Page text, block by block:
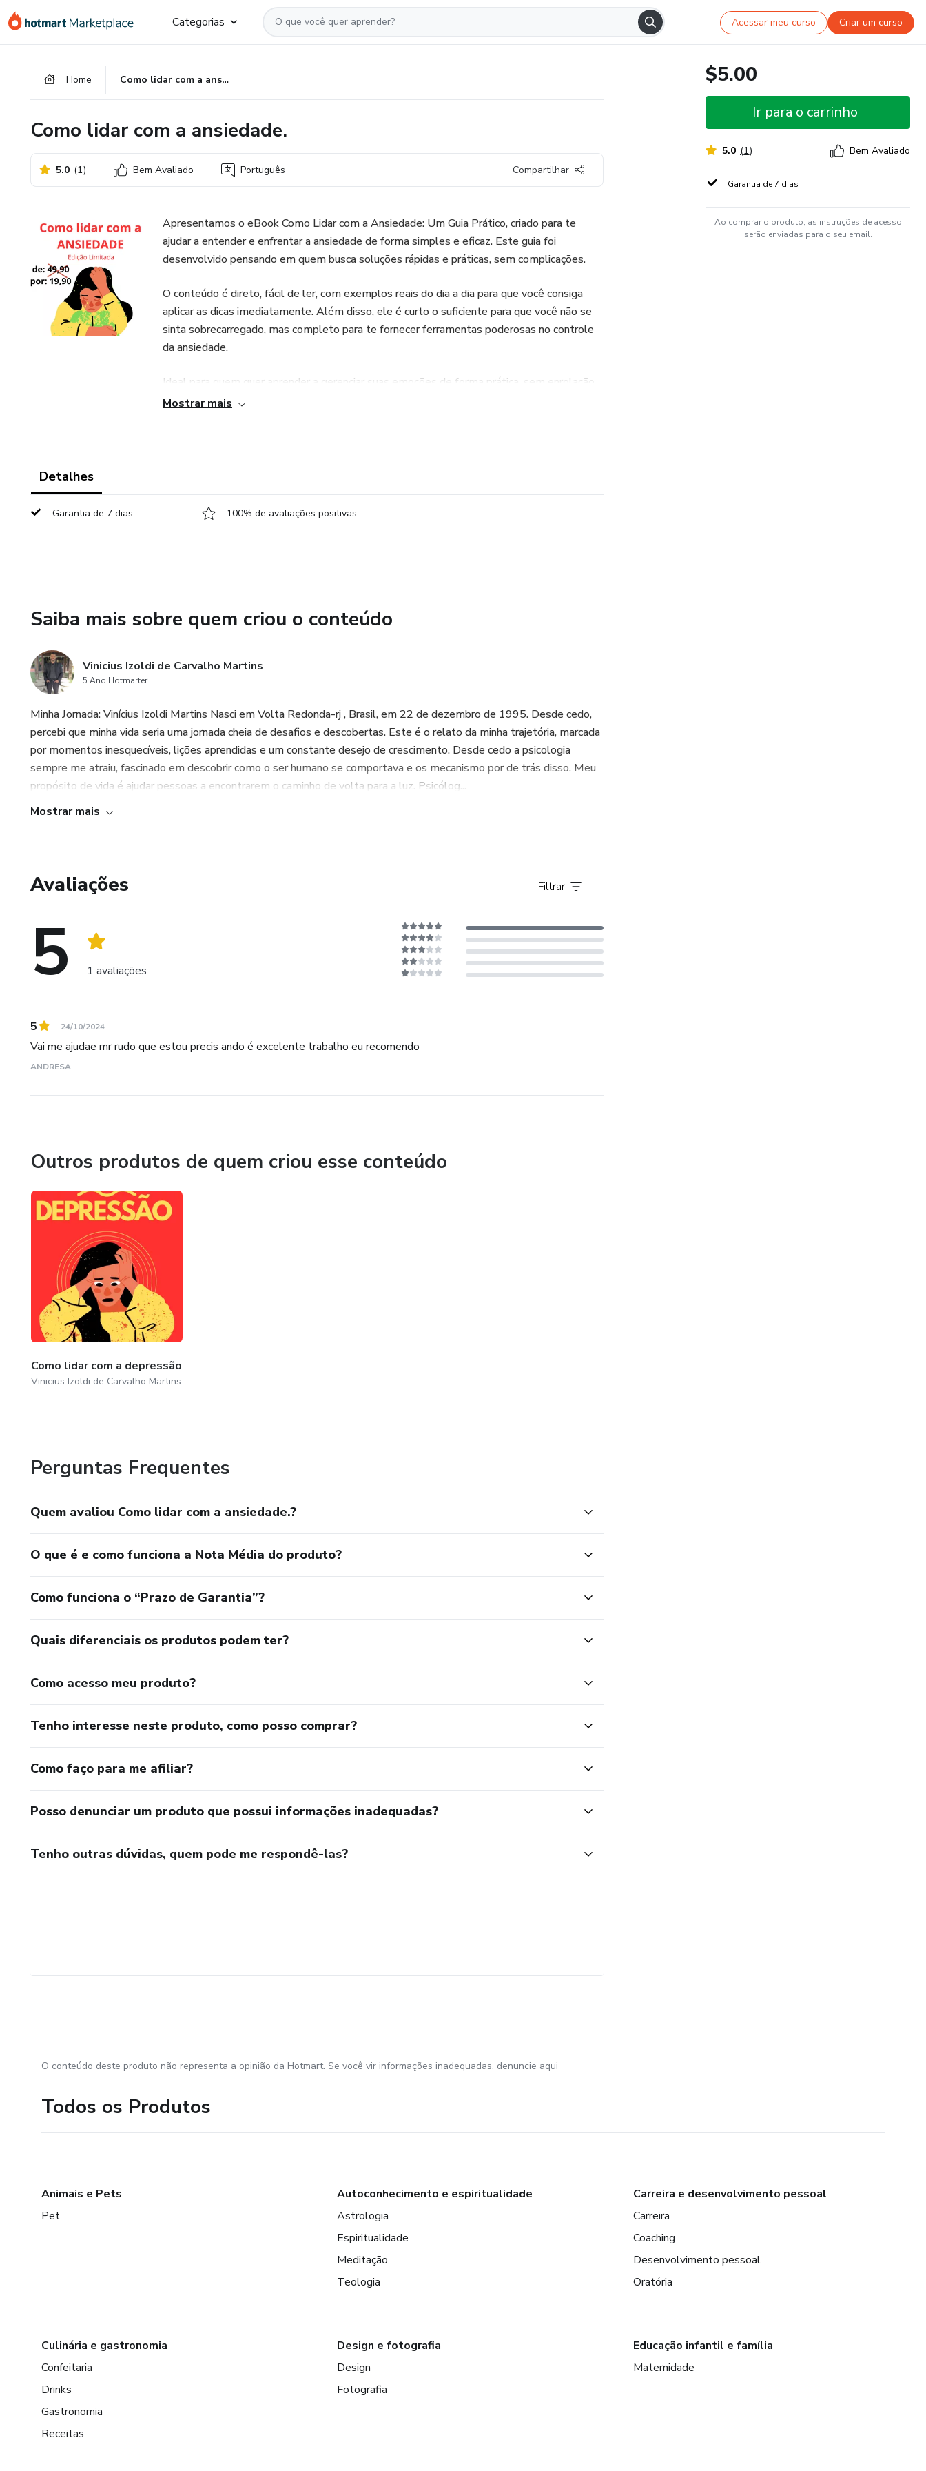
para
para
para
Categorias Acessar meu curso Criar um curso
Home Como lidar com a ansiedade.
Como lidar com a ansiedade.
5.0 (1) Bem Avaliado Português Compartilhar
Apresentamos o eBook Como Lidar com a Ansiedade: Um Guia Prático, criado para te
ajudar a entender e enfrentar a ansiedade de forma simples e eficaz. Este guia foi
desenvolvido pensando em quem busca soluções rápidas e práticas, sem complicações.
O conteúdo é direto, fácil de ler, com exemplos reais do dia a dia para que você consiga
aplicar as dicas imediatamente. Além disso, ele é curto o suficiente para que você não se
sinta sobrecarregado, mas completo para te fornecer ferramentas poderosas no controle
da ansiedade.
Ideal para quem quer aprender a gerenciar suas emoções de forma prática, sem enrolação,
e com resultados reais.
Mostrar mais
Detalhes
Garantia de 7 dias 100% de avaliações positivas
Saiba mais sobre quem criou o conteúdo
Vinicius Izoldi de Carvalho Martins
5 Ano Hotmarter
Minha Jornada: Vinícius Izoldi Martins Nasci em Volta Redonda-rj , Brasil, em 22 de dezembro de 1995. Desde cedo,
percebi que minha vida seria uma jornada cheia de desafios e descobertas. Este é o relato da minha trajetória, marcada
por momentos inesquecíveis, lições aprendidas e um constante desejo de crescimento. Desde cedo a psicologia
sempre me atraiu, fascinado em descobrir como o ser humano se comportava e os mecanismo por de trás disso. Meu
propósito de vida é ajudar pessoas a encontrarem o caminho de volta para a luz. Psicólog...
Mostrar mais
Avaliações
5 1 avaliações
Filtrar
5 24/10/2024
Vai me ajudae mr rudo que estou precis ando é excelente trabalho eu recomendo
ANDRESA
Outros produtos de quem criou esse conteúdo
Como lidar com a depressão
Vinicius Izoldi de Carvalho Martins
Perguntas Frequentes
Quem avaliou Como lidar com a ansiedade.?
O que é e como funciona a Nota Média do produto?
Como funciona o “Prazo de Garantia”?
Quais diferenciais os produtos podem ter?
Como acesso meu produto?
Tenho interesse neste produto, como posso comprar?
Como faço para me afiliar?
Posso denunciar um produto que possui informações inadequadas?
Tenho outras dúvidas, quem pode me respondê-las?
$5.00
Ir para o carrinho
5.0 (1) Bem Avaliado
Garantia de 7 dias
Ao comprar o produto, as instruções de acesso
serão enviadas para o seu email.
O conteúdo deste produto não representa a opinião da Hotmart. Se você vir informações inadequadas, denuncie aqui
Todos os Produtos
Animais e Pets
Pet
Autoconhecimento e espiritualidade
Astrologia
Espiritualidade
Meditação
Teologia
Carreira e desenvolvimento pessoal
Carreira
Coaching
Desenvolvimento pessoal
Oratória
Culinária e gastronomia
Confeitaria
Drinks
Gastronomia
Receitas
Design e fotografia
Design
Fotografia
Educação infantil e família
Maternidade